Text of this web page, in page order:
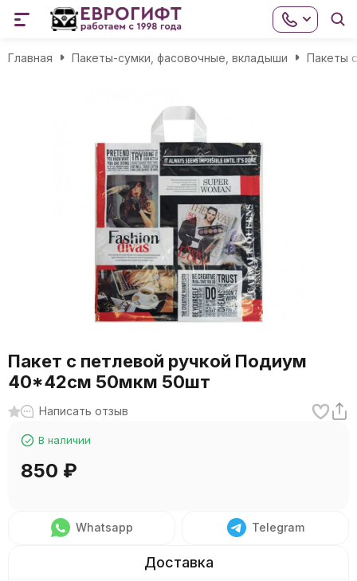
Главная Пакеты-сумки, фасовочные, вкладыши Пакеты
Пакет с петлевой ручкой Подиум
40*42см 50мкм 50шт
Написать отзыв
В наличии
850 ₽
Whatsapp Telegram